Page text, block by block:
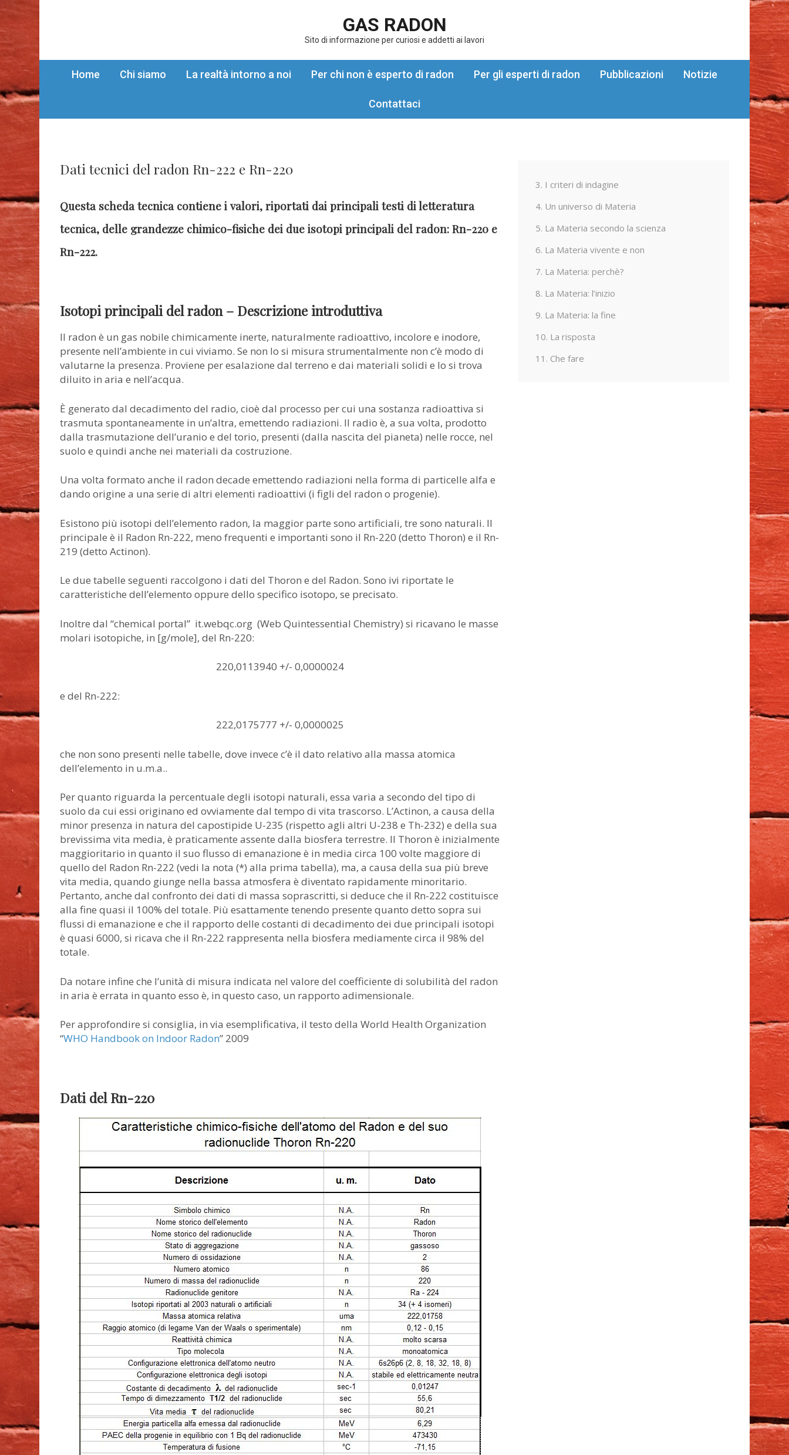
GAS RADON
Sito di informazione per curiosi e addetti ai lavori
Home Chi siamo La realtà intorno a noi Per chi non è esperto di radon Per gli esperti di radon Pubblicazioni Notizie
Contattaci
Dati tecnici del radon Rn-222 e Rn-220
Questa scheda tecnica contiene i valori, riportati dai principali testi di letteratura
tecnica, delle grandezze chimico-fisiche dei due isotopi principali del radon: Rn-220 e
Rn-222.
Isotopi principali del radon – Descrizione introduttiva
Il radon è un gas nobile chimicamente inerte, naturalmente radioattivo, incolore e inodore,
presente nell’ambiente in cui viviamo. Se non lo si misura strumentalmente non c’è modo di
valutarne la presenza. Proviene per esalazione dal terreno e dai materiali solidi e lo si trova
diluito in aria e nell’acqua.
È generato dal decadimento del radio, cioè dal processo per cui una sostanza radioattiva si
trasmuta spontaneamente in un’altra, emettendo radiazioni. Il radio è, a sua volta, prodotto
dalla trasmutazione dell’uranio e del torio, presenti (dalla nascita del pianeta) nelle rocce, nel
suolo e quindi anche nei materiali da costruzione.
Una volta formato anche il radon decade emettendo radiazioni nella forma di particelle alfa e
dando origine a una serie di altri elementi radioattivi (i figli del radon o progenie).
Esistono più isotopi dell’elemento radon, la maggior parte sono artificiali, tre sono naturali. Il
principale è il Radon Rn-222, meno frequenti e importanti sono il Rn-220 (detto Thoron) e il Rn-
219 (detto Actinon).
Le due tabelle seguenti raccolgono i dati del Thoron e del Radon. Sono ivi riportate le
caratteristiche dell’elemento oppure dello specifico isotopo, se precisato.
Inoltre dal “chemical portal” it.webqc.org (Web Quintessential Chemistry) si ricavano le masse
molari isotopiche, in [g/mole], del Rn-220:
220,0113940 +/- 0,0000024
e del Rn-222:
222,0175777 +/- 0,0000025
che non sono presenti nelle tabelle, dove invece c’è il dato relativo alla massa atomica
dell’elemento in u.m.a..
Per quanto riguarda la percentuale degli isotopi naturali, essa varia a secondo del tipo di
suolo da cui essi originano ed ovviamente dal tempo di vita trascorso. L’Actinon, a causa della
minor presenza in natura del capostipide U-235 (rispetto agli altri U-238 e Th-232) e della sua
brevissima vita media, è praticamente assente dalla biosfera terrestre. Il Thoron è inizialmente
maggioritario in quanto il suo flusso di emanazione è in media circa 100 volte maggiore di
quello del Radon Rn-222 (vedi la nota (*) alla prima tabella), ma, a causa della sua più breve
vita media, quando giunge nella bassa atmosfera è diventato rapidamente minoritario.
Pertanto, anche dal confronto dei dati di massa soprascritti, si deduce che il Rn-222 costituisce
alla fine quasi il 100% del totale. Più esattamente tenendo presente quanto detto sopra sui
flussi di emanazione e che il rapporto delle costanti di decadimento dei due principali isotopi
è quasi 6000, si ricava che il Rn-222 rappresenta nella biosfera mediamente circa il 98% del
totale.
Da notare infine che l’unità di misura indicata nel valore del coefficiente di solubilità del radon
in aria è errata in quanto esso è, in questo caso, un rapporto adimensionale.
Per approfondire si consiglia, in via esemplificativa, il testo della World Health Organization
“WHO Handbook on Indoor Radon” 2009
Dati del Rn-220
3. I criteri di indagine
4. Un universo di Materia
5. La Materia secondo la scienza
6. La Materia vivente e non
7. La Materia: perchè?
8. La Materia: l’inizio
9. La Materia: la fine
10. La risposta
11. Che fare